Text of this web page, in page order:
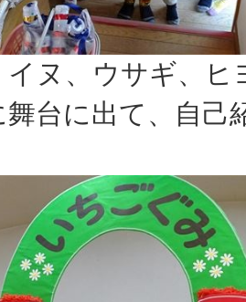
ヌ、ウサギ、ヒ
舞台に出て、自己